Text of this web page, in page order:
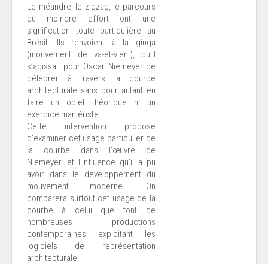
Le méandre, le zigzag, le parcours
du moindre effort ont une
signification toute particulière au
Brésil. Ils renvoient à la ginga
(mouvement de va-et-vient), qu’il
s’agissait pour Oscar Niemeyer de
célébrer à travers la courbe
architecturale sans pour autant en
faire un objet théorique ni un
exercice maniériste.
Cette intervention propose
d’examiner cet usage particulier de
la courbe dans l’œuvre de
Niemeyer, et l’influence qu’il a pu
avoir dans le développement du
mouvement moderne. On
comparera surtout cet usage de la
courbe à celui que font de
nombreuses productions
contemporaines exploitant les
logiciels de représentation
architecturale.